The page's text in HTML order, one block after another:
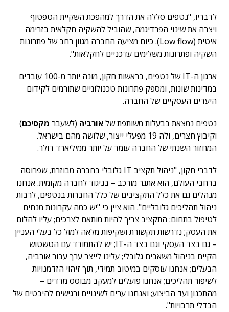
לדבריו, "נטפים סללה את הדרך למהפכת השקיית הטפטוף
ויצרה את שינוי הפרדיגמה, שהוביל להשקיה חקלאית בזרימה
איטית (Low flow). כיום מציעה החברה מגוון רחב של פתרונות
השקיה ופתרונות משלימים עדכניים לחקלאות".
ארגון ה-IT של נטפים, בראשות חקון, מונה יותר מ-100 עובדים
במדינות שונות, ומספק פתרונות טכנולוגיים שתורמים לקידום
היעדים העסקיים של החברה.
נטפים נמצאת בבעלות משותפת שלאורביה (לשעבר מקסיכם)
וקיבוץ חצרים, ולה 19 מפעלי ייצור, שלושה מהם בישראל.
המחזור השנתי של החברה עומד על יותר ממיליארד דולר.
לדברי חקון, "ניהול תקציב IT גלובלי בחברה מבוזרת, שפרוסה
ברחבי העולם, הוא אתגר מורכב – בניגוד לחברה מקומית. אנחנו
מנהלים גם את כלל התקציבים של כלל החברות בנטפים, לרבות
ניהול תהליכים גלובליים". הוא ציין כי "יש כמה עקרונות מנחים
לטיפול בתחום: התקציב צריך להיות מותאם לצרכים; עליו להלום
את העסק; נדרשות תקשורת ושקיפות מלאה למול כל בעלי העניין
– גם בצד העסקי וגם בצד ה-IT; יש להתמודד עם הטשטוש
הקיים בניהול משאבים גלובלי; עלינו לייצר ערך עבור אורביה,
הבעלים; אנחנו עוסקים במיטוב תמידי, תוך זיהוי הזדמנויות
לשיפור תהליכים; אנחנו פועלים למעקב מבוסס מדדים –
מהתכנון ועד הביצוע; ואנחנו ערים לשינויים ורגישים להיבטים של
הבדלי תרבויות".